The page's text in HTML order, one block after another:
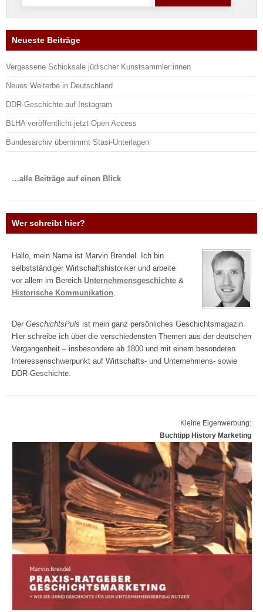
Neueste Beiträge
Vergessene Schicksale jüdischer Kunstsammler:innen
Neues Welterbe in Deutschland
DDR-Geschichte auf Instagram
BLHA veröffentlicht jetzt Open Access
Bundesarchiv übernimmt Stasi-Unterlagen
…alle Beiträge auf einen Blick
Wer schreibt hier?
Hallo, mein Name ist Marvin Brendel. Ich bin
selbstständiger Wirtschaftshistoriker und arbeite
vor allem im Bereich Unternehmensgeschichte &
Historische Kommunikation
Der GeschichtsPuls ist mein ganz persönliches Geschichtsmagazin.
Hier schreibe ich über die verschiedensten Themen aus der deutschen
Vergangenheit – insbesondere ab 1800 und mit einem besonderen
Interessenschwerpunkt auf Wirtschafts- und Unternehmens- sowie
DDR-Geschichte.
Kleine Eigenwerbung:
Buchtipp History Marketing